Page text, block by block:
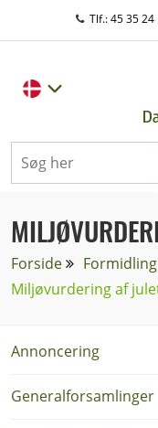
Tlf.: 45 35 24
Forside Formidling
Miljøvurdering af
Annoncering
Generalforsamlinger